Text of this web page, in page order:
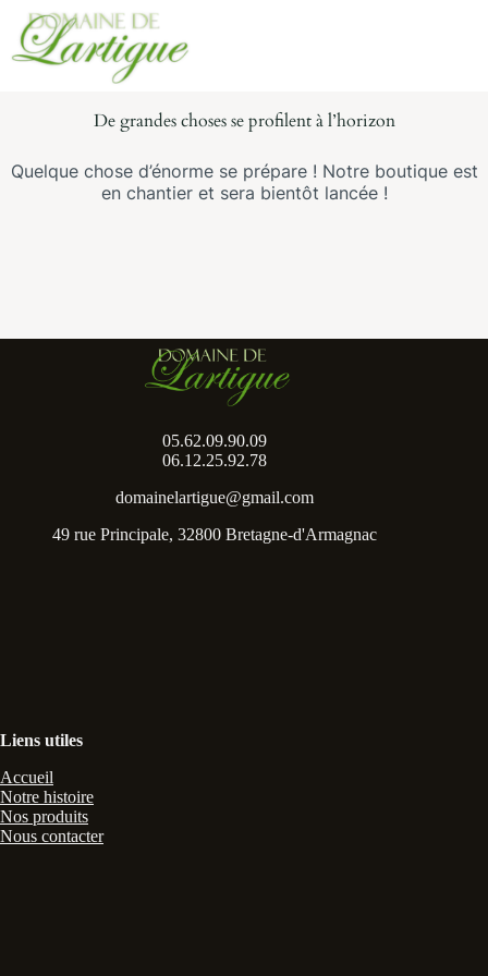
contenu
contenu
De grandes choses se profilent à l’horizon
Quelque chose d’énorme se prépare ! Notre boutique est
en chantier et sera bientôt lancée !
05.62.09.90.09
06.12.25.92.78
domainelartigue@gmail.com
49 rue Principale, 32800 Bretagne-d'Armagnac
Liens utiles
Accueil
Notre histoire
Nos produits
Nous contacter